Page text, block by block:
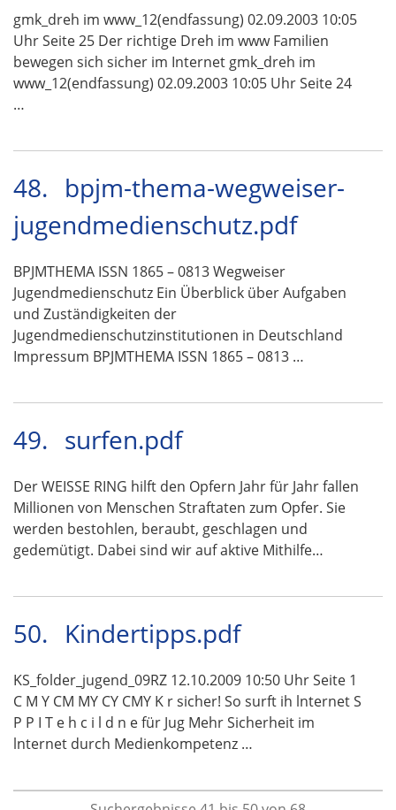
gmk_dreh im www_12(endfassung) 02.09.2003 10:05
Uhr Seite 25 Der richtige Dreh im www Familien
bewegen sich sicher im Internet gmk_dreh im
www_12(endfassung) 02.09.2003 10:05 Uhr Seite 24
…
48. bpjm-thema-wegweiser-
jugendmedienschutz.pdf
BPJMTHEMA ISSN 1865 – 0813 Wegweiser
Jugendmedienschutz Ein Überblick über Aufgaben
und Zuständigkeiten der
Jugendmedienschutzinstitutionen in Deutschland
Impressum BPJMTHEMA ISSN 1865 – 0813 …
49. surfen.pdf
Der WEISSE RING hilft den Opfern Jahr für Jahr fallen
Millionen von Menschen Straftaten zum Opfer. Sie
werden bestohlen, beraubt, geschlagen und
gedemütigt. Dabei sind wir auf aktive Mithilfe…
50. Kindertipps.pdf
KS_folder_jugend_09RZ 12.10.2009 10:50 Uhr Seite 1
C M Y CM MY CY CMY K r sicher! So surft ih lnternet S
P P I T e h c i l d n e für Jug Mehr Sicherheit im
lnternet durch Medienkompetenz …